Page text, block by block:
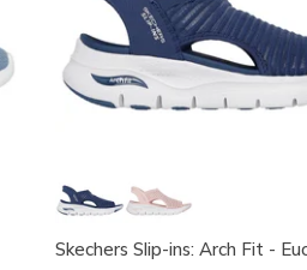
Skechers Slip-ins: Arch Fit -